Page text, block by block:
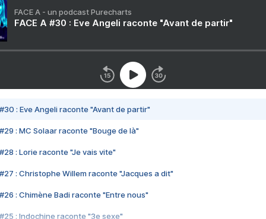
FACE A - un podcast Purecharts
FACE A #30 : Eve Angeli raconte "Avant de partir"
#30 : Eve Angeli raconte "Avant de partir"
#29 : MC Solaar raconte "Bouge de là"
#28 : Lorie raconte "Je vais vite"
#27 : Christophe Willem raconte "Jacques a dit"
#26 : Chimène Badi raconte "Entre nous"
#25 : Indochine raconte "3e sexe"